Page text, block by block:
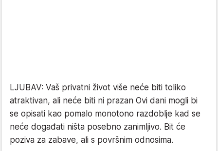
LJUBAV: Vaš privatni život više neće biti toliko
atraktivan, ali neće biti ni prazan Ovi dani mogli bi
se opisati kao pomalo monotono razdoblje kad se
neće događati ništa posebno zanimljivo. Bit će
poziva za zabave, ali s površnim odnosima.